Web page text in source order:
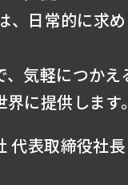
、日常的に求め
気軽につかえ
に提供します。
代表取締役社長